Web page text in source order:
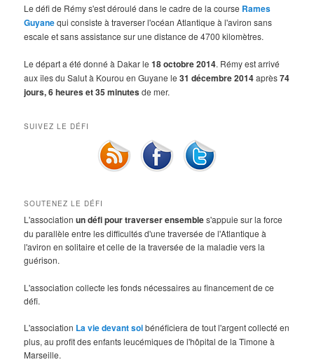
Le défi de Rémy s'est déroulé dans le cadre de la course Rames
Guyanequi consiste à traverser l'océan Atlantique à l'aviron sans
escale et sans assistance sur une distance de 4700 kilomètres.
Le départ a été donné à Dakar le18 octobre 2014. Rémy est arrivé
aux îles du Salut à Kourou en Guyane le31 décembre 2014après74
jours, 6 heures et 35 minutesde mer.
SUIVEZ LE DÉFI
SOUTENEZ LE DÉFI
L'associationun défi pour traverser ensembles'appuie sur la force
du parallèle entre les difficultés d'une traversée de l'Atlantique à
l'aviron en solitaire et celle de la traversée de la maladie vers la
guérison.
L'association collecte les fonds nécessaires au financement de ce
défi.
L'association La vie devant soibénéficiera de tout l'argent collecté en
plus, au profit des enfants leucémiques de l'hôpital de la Timone à
Marseille.